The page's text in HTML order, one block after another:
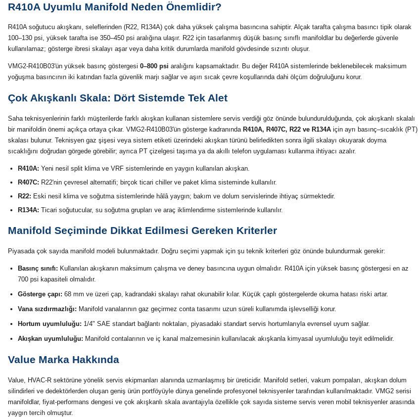
R410A Uyumlu Manifold Neden Önemlidir?
R410A soğutucu akışkanı, seleflerinden (R22, R134A) çok daha yüksek çalışma basıncına sahiptir. Alçak tarafta çalışma basıncı tipik olarak
100–130 psi, yüksek tarafta ise 350–450 psi aralığına ulaşır. R22 için tasarlanmış düşük basınç sınıflı manifoldlar bu değerlerde güvenle
kullanılamaz; gösterge ibresi skalayı aşar veya daha kritik durumlarda manifold gövdesinde sızıntı oluşur.
VMG2-R410B03'ün yüksek basınç göstergesi 0–800 psi aralığını kapsamaktadır. Bu değer R410A sistemlerinde beklenebilecek maksimum
yoğuşma basıncının iki katından fazla güvenlik marjı sağlar ve aşırı sıcak çevre koşullarında dahi ölçüm doğruluğunu korur.
Çok Akışkanlı Skala: Dört Sistemde Tek Alet
Saha teknisyenlerinin farklı müşterilerde farklı akışkan kullanan sistemlere servis verdiği göz önünde bulundurulduğunda, çok akışkanlı skalalı
bir manifoldin önemi açıkça ortaya çıkar. VMG2-R410B03'ün gösterge kadranında R410A, R407C, R22 ve R134A için ayrı basınç–sıcaklık (PT)
skalası bulunur. Teknisyen gaz şişesi veya sistem etiketi üzerindeki akışkan türünü belirledikten sonra ilgili skalayı okuyarak doyma
sıcaklığını doğrudan görgede görebilir; ayrıca PT çizelgesi taşıma ya da akıllı telefon uygulaması kullanma ihtiyacı azalır.
R410A: Yeni nesil split klima ve VRF sistemlerinde en yaygın kullanılan akışkan.
R407C: R22'nin çevresel alternatifi; birçok ticari chiller ve paket klima sisteminde kullanılır.
R22: Eski nesil klima ve soğutma sistemlerinde hâlâ yaygın; bakım ve dolum servislerinde ihtiyaç sürmektedir.
R134A: Ticari soğutucular, su soğutma grupları ve araç iklimlendirme sistemlerinde kullanılır.
Manifold Seçiminde Dikkat Edilmesi Gereken Kriterler
Piyasada çok sayıda manifold modeli bulunmaktadır. Doğru seçimi yapmak için şu teknik kriterleri göz önünde bulundurmak gerekir:
Basınç sınıfı: Kullanılan akışkanın maksimum çalışma ve deney basıncına uygun olmalıdır. R410A için yüksek basınç göstergesi en az
700 psi kapasiteli olmalıdır.
Gösterge çapı: 68 mm ve üzeri çap, kadrandaki skalayı rahat okunabilir kılar. Küçük çaplı göstergelerde okuma hatası riski artar.
Vana sızdırmazlığı: Manifold vanalarının gaz geçirmez conta tasarımı uzun süreli kullanımda işlevselliği korur.
Hortum uyumluluğu: 1/4" SAE standart bağlantı noktaları, piyasadaki standart servis hortumlarıyla evrensel uyum sağlar.
Akışkan uyumluluğu: Manifold contalarının ve iç kanal malzemesinin kullanılacak akışkanla kimyasal uyumluluğu teyit edilmelidir.
Value Marka Hakkında
Value, HVAC-R sektörüne yönelik servis ekipmanları alanında uzmanlaşmış bir üreticidir. Manifold setleri, vakum pompaları, akışkan dolum
silindirleri ve dedektörlerden oluşan geniş ürün portföyüyle dünya genelinde profesyonel teknisyenler tarafından kullanılmaktadır. VMG2 serisi
manifoldlar, fiyat-performans dengesi ve çok akışkanlı skala avantajıyla özellikle çok sayıda sisteme servis veren mobil teknisyenler arasında
yaygın tercih olmuştur.